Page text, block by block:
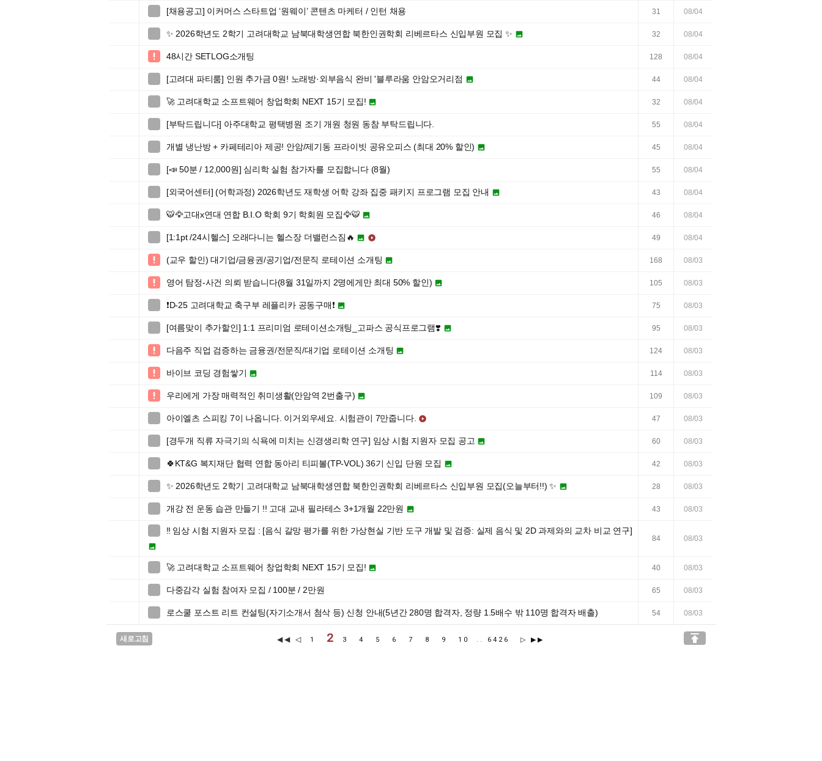
[채용공고] 이커머스 스타트업 ‘원웨이’ 콘텐츠 마케터 / 인턴 채용 31 08/04
✨ 2026학년도 2학기 고려대학교 남북대학생연합 북한인권학회 리베르타스 신입부원 모집 ✨  32 08/04
 48시간 SETLOG소개팅 128 08/04
[고려대 파티룸] 인원 추가금 0원! 노래방·외부음식 완비 '블루라움 안암오거리점  44 08/04
🚀 고려대학교 소프트웨어 창업학회 NEXT 15기 모집!  32 08/04
[부탁드립니다] 아주대학교 평택병원 조기 개원 청원 동참 부탁드립니다. 55 08/04
개별 냉난방 + 카페테리아 제공! 안암/제기동 프라이빗 공유오피스 (최대 20% 할인)  45 08/04
[📣 50분 / 12,000원] 심리학 실험 참가자를 모집합니다 (8월) 55 08/04
[외국어센터] (어학과정) 2026학년도 재학생 어학 강좌 집중 패키지 프로그램 모집 안내  43 08/04
🐯🦅고대x연대 연합 B.I.O 학회 9기 학회원 모집🦅🐯  46 08/04
[1:1pt /24시헬스] 오래다니는 헬스장 더밸런스짐🔥   49 08/04
 (교우 할인) 대기업/금융권/공기업/전문직 로테이션 소개팅  168 08/03
 영어 탐정-사건 의뢰 받습니다(8월 31일까지 2명에게만 최대 50% 할인)  105 08/03
❗️D-25 고려대학교 축구부 레플리카 공동구매❗️  75 08/03
[여름맞이 추가할인] 1:1 프리미엄 로테이션소개팅_고파스 공식프로그램❣️  95 08/03
 다음주 직업 검증하는 금융권/전문직/대기업 로테이션 소개팅  124 08/03
 바이브 코딩 경험쌓기  114 08/03
 우리에게 가장 매력적인 취미생활(안암역 2번출구)  109 08/03
아이엘츠 스피킹 7이 나옵니다. 이거외우세요. 시험관이 7만줍니다.  47 08/03
[경두개 직류 자극기의 식욕에 미치는 신경생리학 연구] 임상 시험 지원자 모집 공고  60 08/03
🍀KT&G 복지재단 협력 연합 동아리 티피볼(TP-VOL) 36기 신입 단원 모집  42 08/03
✨ 2026학년도 2학기 고려대학교 남북대학생연합 북한인권학회 리베르타스 신입부원 모집(오늘부터!!) ✨  28 08/03
개강 전 운동 습관 만들기 !! 고대 교내 필라테스 3+1개월 22만원  43 08/03
‼️ 임상 시험 지원자 모집 : [음식 갈망 평가를 위한 가상현실 기반 도구 개발 및 검증: 실제 음식 및 2D 과제와의 교차 비교 연구]

84 08/03
🚀 고려대학교 소프트웨어 창업학회 NEXT 15기 모집!  40 08/03
다중감각 실험 참여자 모집 / 100분 / 2만원 65 08/03
로스쿨 포스트 리트 컨설팅(자기소개서 첨삭 등) 신청 안내(5년간 280명 합격자, 정량 1.5배수 밖 110명 합격자 배출) 54 08/03
새로고침 ◀◀ ◁ 1 2 3 4 5 6 7 8 9 10 .. 6426 ▷ ▶▶ 